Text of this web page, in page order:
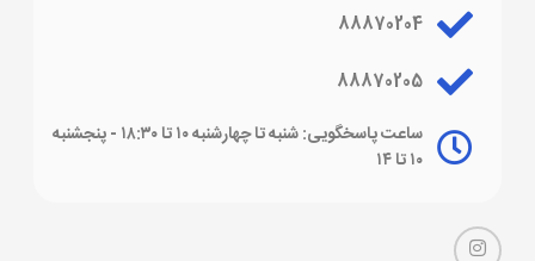
88870204
88870205
ساعت پاسخگویی: شنبه تا چهارشنبه ۱۰ تا ۱۸:۳۰ - پنجشنبه
۱۰ تا ۱۴